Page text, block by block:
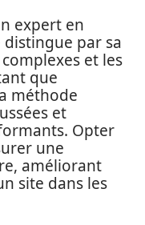
expert en
distingue par sa
et les
que
méthode
et
Opter
une
améliorant
site dans les